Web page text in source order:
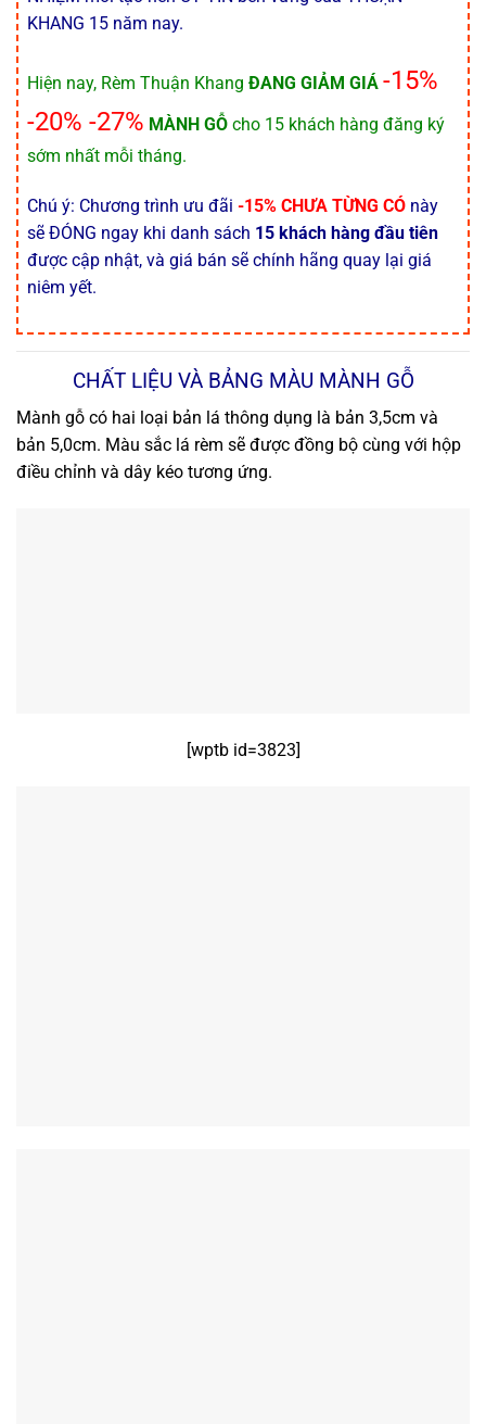
KHANG 15 năm nay.
Hiện nay, Rèm Thuận Khang ĐANG GIẢM GIÁ -15%
-20% -27% MÀNH GỖ cho 15 khách hàng đăng ký
sớm nhất mỗi tháng.
Chú ý: Chương trình ưu đãi -15% CHƯA TỪNG CÓ này
sẽ ĐÓNG ngay khi danh sách 15 khách hàng đầu tiên
được cập nhật, và giá bán sẽ chính hãng quay lại giá
niêm yết.
CHẤT LIỆU VÀ BẢNG MÀU MÀNH GỖ
Mành gỗ có hai loại bản lá thông dụng là bản 3,5cm và
bản 5,0cm. Màu sắc lá rèm sẽ được đồng bộ cùng với hộp
điều chỉnh và dây kéo tương ứng.
[wptb id=3823]